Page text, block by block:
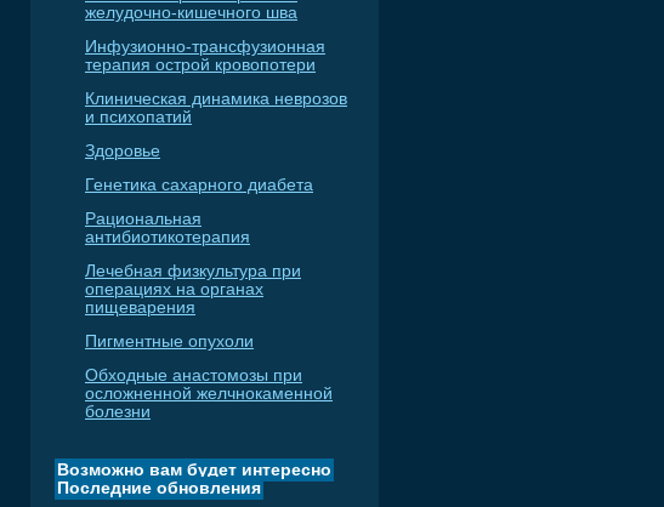
желудочно-кишечного шва
Инфузионно-трансфузионная
терапия острой кровопотери
Клиническая динамика неврозов
и психопатий
Здоровье
Генетика сахарного диабета
Рациональная
антибиотикотерапия
Лечебная физкультура при
операциях на органах
пищеварения
Пигментные опухоли
Обходные анастомозы при
осложненной желчнокаменной
болезни
Возможно вам будет интересно
Последние обновления